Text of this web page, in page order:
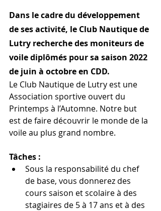
Dans le cadre du développement
de ses activité, le Club Nautique de
Lutry recherche des moniteurs de
voile diplômés pour sa saison 2022
de juin à octobre en CDD.
Le Club Nautique de Lutry est une
Association sportive ouvert du
Printemps à l’Automne. Notre but
est de faire découvrir le monde de la
voile au plus grand nombre.
Tâches :
Sous la responsabilité du chef
de base, vous donnerez des
cours saison et scolaire à des
stagiaires de 5 à 17 ans et à des